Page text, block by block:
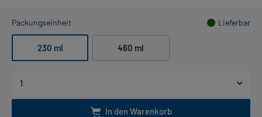
Packungseinheit Lieferbar
230 ml 460 ml
In den Warenkorb